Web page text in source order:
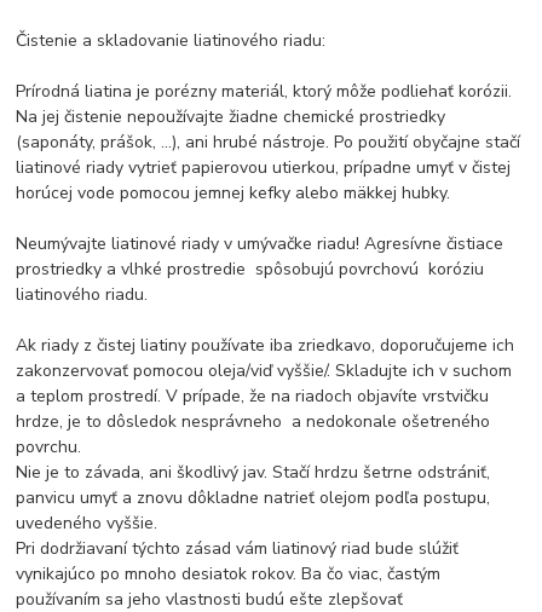
Čistenie a skladovanie liatinového riadu:
Prírodná liatina je porézny materiál, ktorý môže podliehať korózii.
Na jej čistenie nepoužívajte žiadne chemické prostriedky
(saponáty, prášok, ...), ani hrubé nástroje. Po použití obyčajne stačí
liatinové riady vytrieť papierovou utierkou, prípadne umyť v čistej
horúcej vode pomocou jemnej kefky alebo mäkkej hubky.
Neumývajte liatinové riady v umývačke riadu! Agresívne čistiace
prostriedky a vlhké prostredie spôsobujú povrchovú koróziu
liatinového riadu.
Ak riady z čistej liatiny používate iba zriedkavo, doporučujeme ich
zakonzervovať pomocou oleja/viď vyššie/. Skladujte ich v suchom
a teplom prostredí. V prípade, že na riadoch objavíte vrstvičku
hrdze, je to dôsledok nesprávneho a nedokonale ošetreného
povrchu.
Nie je to závada, ani škodlivý jav. Stačí hrdzu šetrne odstrániť,
panvicu umyť a znovu dôkladne natrieť olejom podľa postupu,
uvedeného vyššie.
Pri dodržiavaní týchto zásad vám liatinový riad bude slúžiť
vynikajúco po mnoho desiatok rokov. Ba čo viac, častým
používaním sa jeho vlastnosti budú ešte zlepšovať